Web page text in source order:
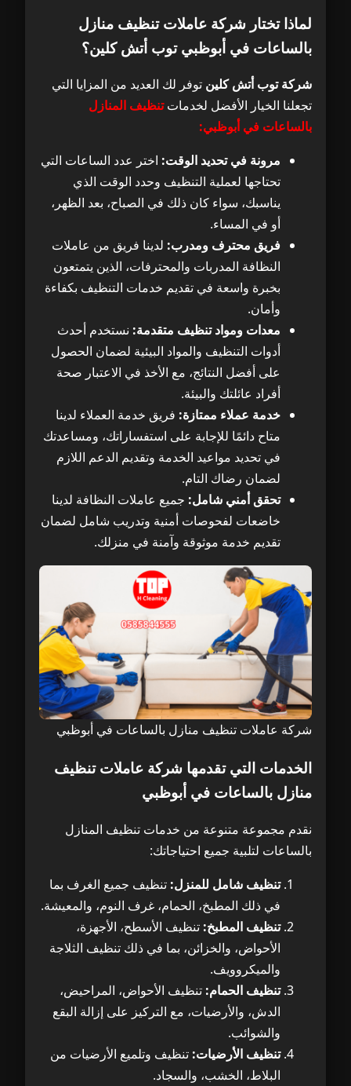
لماذا تختار شركة عاملات تنظيف منازل
بالساعات في أبوظبي توب أتش كلين؟
شركة توب أتش كلين توفر لك العديد من المزايا التي
تجعلنا الخيار الأفضل لخدماتتنظيف المنازل
بالساعات في أبوظبي:
مرونة في تحديد الوقت: اختر عدد الساعات التي
تحتاجها لعملية التنظيف وحدد الوقت الذي
يناسبك، سواء كان ذلك في الصباح، بعد الظهر،
أو في المساء.
فريق محترف ومدرب: لدينا فريق من عاملات
النظافة المدربات والمحترفات، الذين يتمتعون
بخبرة واسعة في تقديم خدمات التنظيف بكفاءة
وأمان.
معدات ومواد تنظيف متقدمة: نستخدم أحدث
أدوات التنظيف والمواد البيئية لضمان الحصول
على أفضل النتائج، مع الأخذ في الاعتبار صحة
أفراد عائلتك والبيئة.
خدمة عملاء ممتازة: فريق خدمة العملاء لدينا
متاح دائمًا للإجابة على استفساراتك، ومساعدتك
في تحديد مواعيد الخدمة وتقديم الدعم اللازم
لضمان رضاك التام.
تحقق أمني شامل: جميع عاملات النظافة لدينا
خاضعات لفحوصات أمنية وتدريب شامل لضمان
تقديم خدمة موثوقة وآمنة في منزلك.
شركة عاملات تنظيف منازل بالساعات في أبوظبي
الخدمات التي تقدمها شركة عاملات تنظيف
منازل بالساعات في أبوظبي
نقدم مجموعة متنوعة من خدمات تنظيف المنازل
بالساعات لتلبية جميع احتياجاتك:
تنظيف شامل للمنزل: تنظيف جميع الغرف بما
في ذلك المطبخ، الحمام، غرف النوم، والمعيشة.
تنظيف المطبخ: تنظيف الأسطح، الأجهزة،
الأحواض، والخزائن، بما في ذلك تنظيف الثلاجة
والميكروويف.
تنظيف الحمام: تنظيف الأحواض، المراحيض،
الدش، والأرضيات، مع التركيز على إزالة البقع
والشوائب.
تنظيف الأرضيات: تنظيف وتلميع الأرضيات من
البلاط، الخشب، والسجاد.